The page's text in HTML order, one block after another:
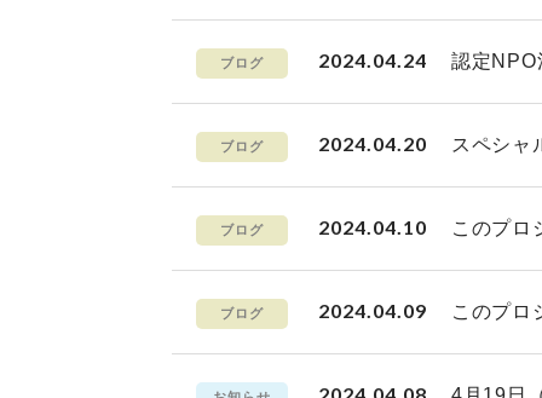
ブログ 2024.04.24 認定
ブログ 2024.04.20 スペシャ
ブログ 2024.04.10 このプロ
ブログ 2024.04.09 このプロ